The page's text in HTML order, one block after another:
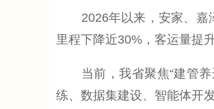
2026年以来，安家、嘉泽
里程下降近30%，客运量提
当前，我省聚焦“建管养
练、数据集建设、智能体开